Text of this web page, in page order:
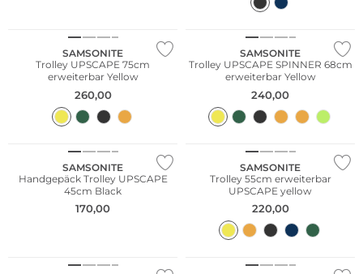
SAMSONITE
Trolley UPSCAPE 75cm
erweiterbar Yellow
260,00
SAMSONITE
Trolley UPSCAPE SPINNER 68cm
erweiterbar Yellow
240,00
SAMSONITE
Handgepäck Trolley UPSCAPE
45cm Black
170,00
Nachhaltig
SAMSONITE
Trolley 55cm erweiterbar
UPSCAPE yellow
220,00